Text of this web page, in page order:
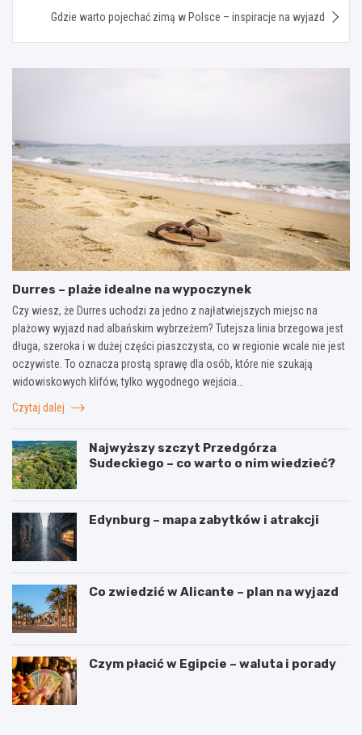
Gdzie warto pojechać zimą w Polsce – inspiracje na wyjazd
Durres – plaże idealne na wypoczynek
Czy wiesz, że Durres uchodzi za jedno z najłatwiejszych miejsc na
plażowy wyjazd nad albańskim wybrzeżem? Tutejsza linia brzegowa jest
długa, szeroka i w dużej części piaszczysta, co w regionie wcale nie jest
oczywiste. To oznacza prostą sprawę dla osób, które nie szukają
widowiskowych klifów, tylko wygodnego wejścia…
Czytaj dalej
Najwyższy szczyt Przedgórza
Sudeckiego – co warto o nim wiedzieć?
Edynburg – mapa zabytków i atrakcji
Co zwiedzić w Alicante – plan na wyjazd
Czym płacić w Egipcie – waluta i porady
W
3